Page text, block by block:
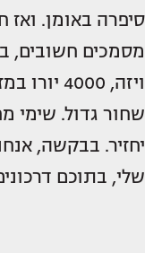
סיפרה באומן. ואז
מסמכים חשובים,
ויזה,
שחור גדול. שימי
יחזיר. בבקשה,
שלי, בתוכם